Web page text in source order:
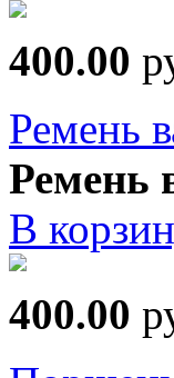
400.00
Ремень
Ремень
В
400.00